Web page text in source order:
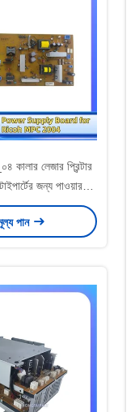
কালার লেজার প্রিন্টার
জন্য পাওয়ার
বোর্ড
পান